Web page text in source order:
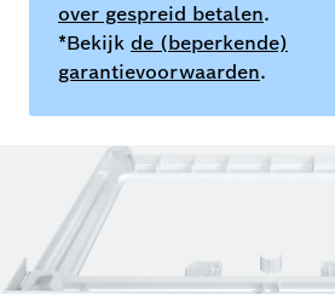
over gespreid betalen.
*Bekijk de (beperkende)
garantievoorwaarden.